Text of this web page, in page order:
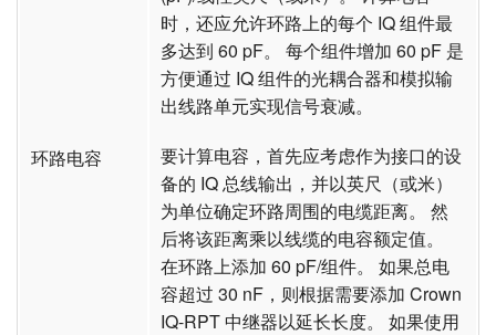
环路电容
时，还应允许环路上的每个 IQ 组件最
多达到 60 pF。 每个组件增加 60 pF 是
方便通过 IQ 组件的光耦合器和模拟输
出线路单元实现信号衰减。
要计算电容，首先应考虑作为接口的设
备的 IQ 总线输出，并以英尺（或米）
为单位确定环路周围的电缆距离。 然
后将该距离乘以线缆的电容额定值。
在环路上添加 60 pF/组件。 如果总电
容超过 30 nF，则根据需要添加 Crown
IQ-RPT 中继器以延长长度。 如果使用